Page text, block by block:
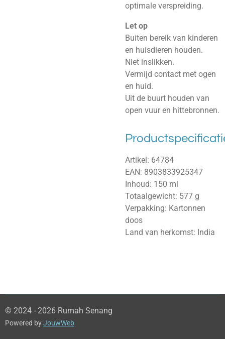
optimale verspreiding.
Let op
Buiten bereik van kinderen
en huisdieren houden.
Niet inslikken.
Vermijd contact met ogen
en huid.
Uit de buurt houden van
open vuur en hittebronnen.
Artikel: 64784
EAN: 8903833925347
Inhoud: 150 ml
Totaalgewicht: 577 g
Verpakking: Kartonnen
doos
Land van herkomst: India
© 2024 - 2026 Rumah Senang
Powered byJouwWeb